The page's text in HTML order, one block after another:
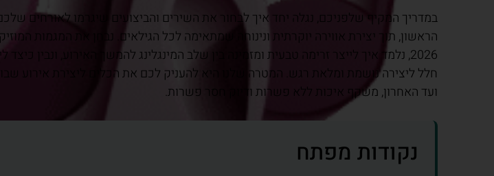
במדריך המקיף שלפניכם, נגלה יחד איך לבחור את השירים והביצועים שיגרמו לאורחים
הראשון, תוך יצירת אווירה יוקרתית ונינוחה שמתאימה לכל הגילאים. נבחן את המגמות
2026, נלמד איך לייצר זרימה טבעית ומזמינה בין שלב המינגלינג להמשך האירוע, ונבין כיצד
חלל ליצירה נושמת ומלאת רגש. המטרה שלנו היא להעניק לכם את הכלים ליצירת אירוע
ועד האחרון, משקף איכות ללא פשרות ודיוק חסר פשרות.
נקודות מפתח